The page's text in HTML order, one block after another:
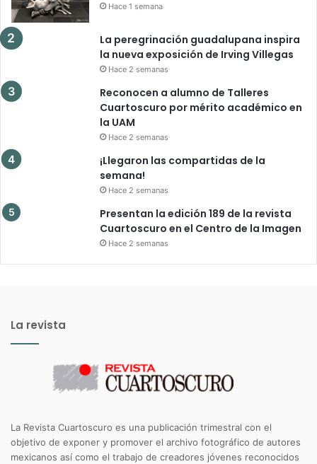
Hace 1 semana
La peregrinación guadalupana inspira
la nueva exposición de Irving Villegas
Hace 2 semanas
Reconocen a alumno de Talleres
Cuartoscuro por mérito académico en
la UAM
Hace 2 semanas
¡Llegaron las compartidas de la
semana!
Hace 2 semanas
Presentan la edición 189 de la revista
Cuartoscuro en el Centro de la Imagen
Hace 2 semanas
La revista
La Revista Cuartoscuro es una publicación trimestral con el
objetivo de exponer y promover el archivo fotográfico de autores
mexicanos así como el trabajo de creadores jóvenes reconocidos